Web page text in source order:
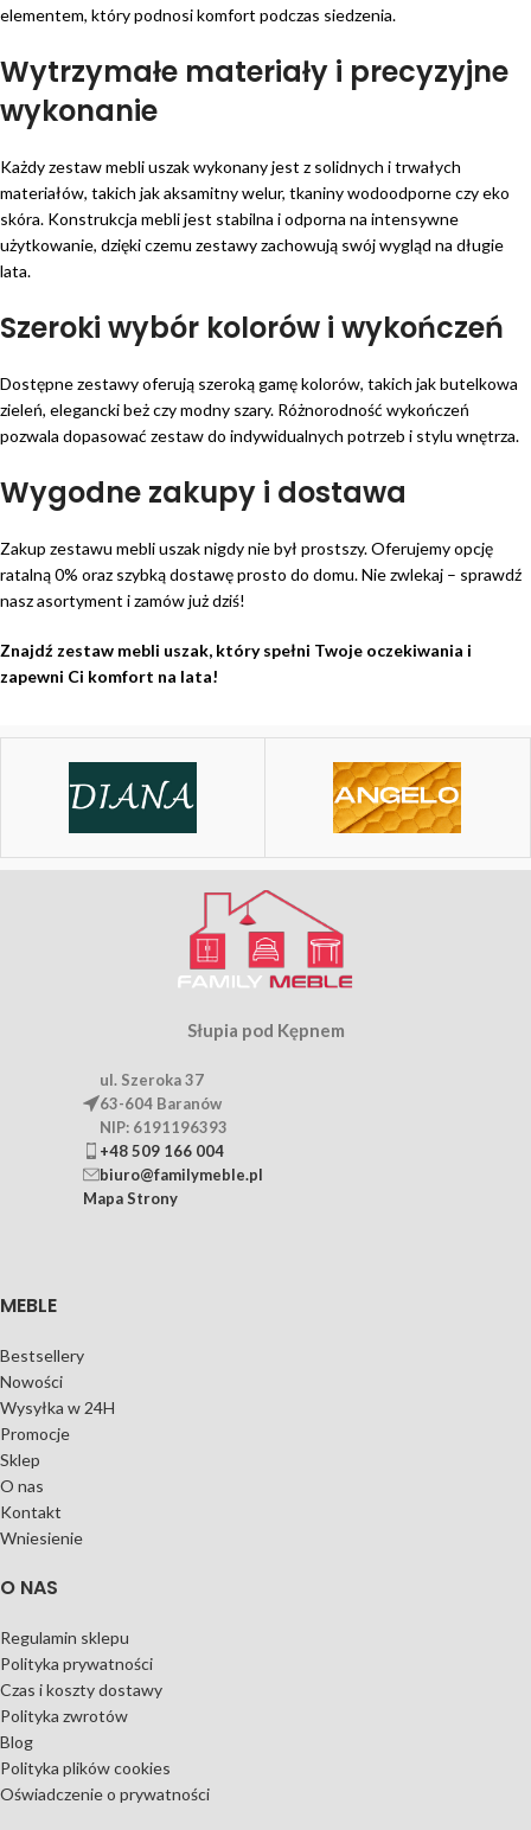
elementem, który podnosi komfort podczas siedzenia.
Wytrzymałe materiały i precyzyjne
wykonanie
Każdy zestaw mebli uszak wykonany jest z solidnych i trwałych
materiałów, takich jak aksamitny welur, tkaniny wodoodporne czy eko
skóra. Konstrukcja mebli jest stabilna i odporna na intensywne
użytkowanie, dzięki czemu zestawy zachowują swój wygląd na długie
lata.
Szeroki wybór kolorów i wykończeń
Dostępne zestawy oferują szeroką gamę kolorów, takich jak butelkowa
zieleń, elegancki beż czy modny szary. Różnorodność wykończeń
pozwala dopasować zestaw do indywidualnych potrzeb i stylu wnętrza.
Wygodne zakupy i dostawa
Zakup zestawu mebli uszak nigdy nie był prostszy. Oferujemy opcję
ratalną 0% oraz szybką dostawę prosto do domu. Nie zwlekaj – sprawdź
nasz asortyment i zamów już dziś!
Znajdź zestaw mebli uszak, który spełni Twoje oczekiwania i
zapewni Ci komfort na lata!
Słupia pod Kępnem
ul. Szeroka 37
63-604 Baranów
NIP: 6191196393
+48 509 166 004
biuro@familymeble.pl
Mapa Strony
MEBLE
Bestsellery
Nowości
Wysyłka w 24H
Promocje
Sklep
O nas
Kontakt
Wniesienie
O NAS
Regulamin sklepu
Polityka prywatności
Czas i koszty dostawy
Polityka zwrotów
Blog
Polityka plików cookies
Oświadczenie o prywatności